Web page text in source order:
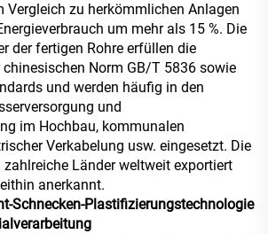
Vergleich zu herkömmlichen Anlagen
um mehr als 15 %. Die
der fertigen Rohre erfüllen die
Norm GB/T 5836 sowie
und werden häufig in den
und
im Hochbau, kommunalen
Verkabelung usw. eingesetzt. Die
Länder weltweit exportiert
anerkannt.
Schnecken-Plastifizierungstechnologie